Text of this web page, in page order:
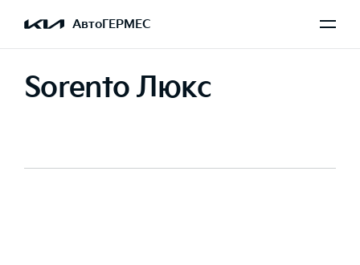
АвтоГЕРМЕС
Sorento Люкс